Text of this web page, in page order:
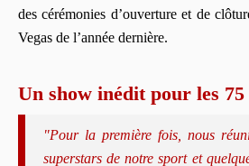
des cérémonies d’ouverture et de
Vegas de l’année dernière.
Un show inédit pour les 75
"Pour la première fois, nous
superstars de notre sport et